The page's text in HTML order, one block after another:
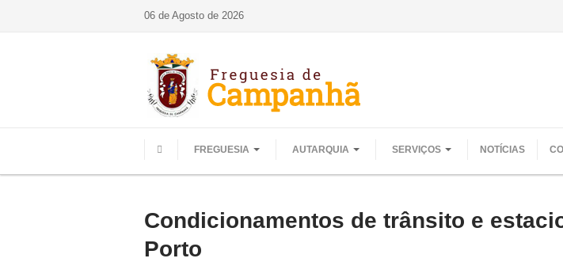
06 de Agosto de 2026
FREGUESIA AUTARQUIA SERVIÇOS NOTÍCIAS
Condicionamentos de trânsito e
Porto